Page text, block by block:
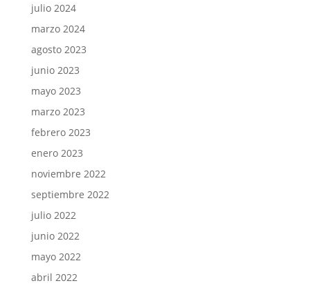
julio 2024
marzo 2024
agosto 2023
junio 2023
mayo 2023
marzo 2023
febrero 2023
enero 2023
noviembre 2022
septiembre 2022
julio 2022
junio 2022
mayo 2022
abril 2022